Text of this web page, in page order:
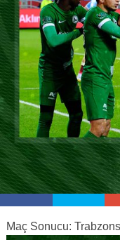
Maç Sonucu: